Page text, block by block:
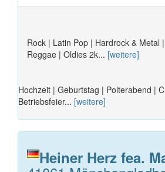
Rock | Latin Pop | Hardrock & Metal
Reggae | Oldies 2k... [weitere]
Hochzeit | Geburtstag | Polterabend |
Betriebsfeier... [weitere]
Heiner Herz fea.